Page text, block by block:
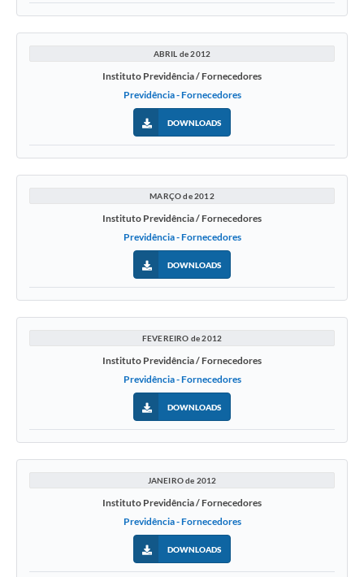
ABRIL de 2012
Instituto Previdência / Fornecedores
Previdência - Fornecedores
DOWNLOADS
MARÇO de 2012
Instituto Previdência / Fornecedores
Previdência - Fornecedores
DOWNLOADS
FEVEREIRO de 2012
Instituto Previdência / Fornecedores
Previdência - Fornecedores
DOWNLOADS
JANEIRO de 2012
Instituto Previdência / Fornecedores
Previdência - Fornecedores
DOWNLOADS